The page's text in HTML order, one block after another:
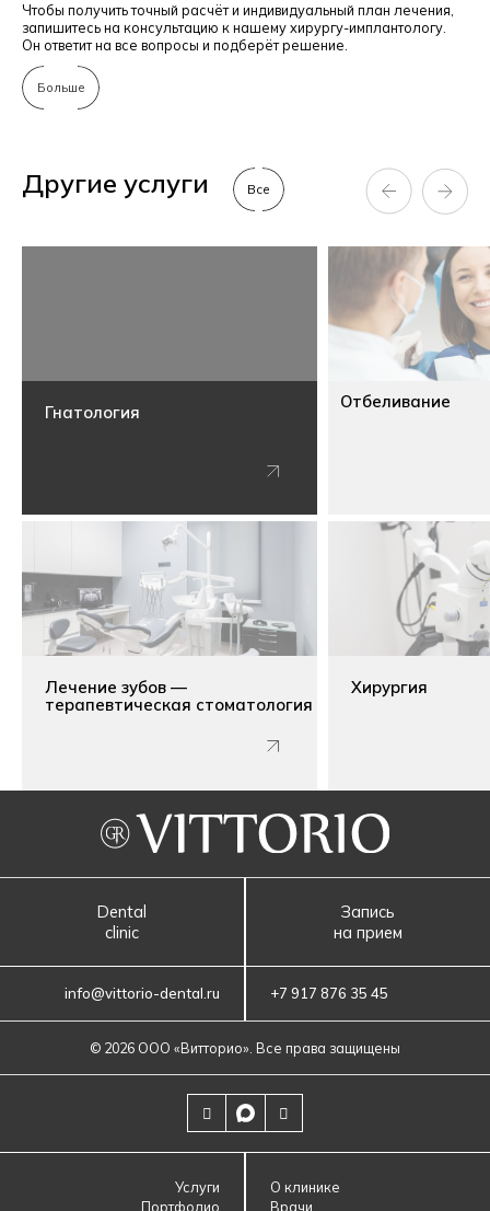
Чтобы получить точный расчёт и индивидуальный план лечения,
запишитесь на консультацию к нашему хирургу-имплантологу.
Он ответит на все вопросы и подберёт решение.
Больше
Другие услуги Все
Гнатология
Отбеливание
Лечение зубов —
терапевтическая стоматология
Хирургия
Dental
clinic
Запись
на прием
info@vittorio-dental.ru +7 917 876 35 45
© 2026 ООО «‎Витторио»‎. Все права защищены
Услуги
Портфолио
О клинике
Врачи